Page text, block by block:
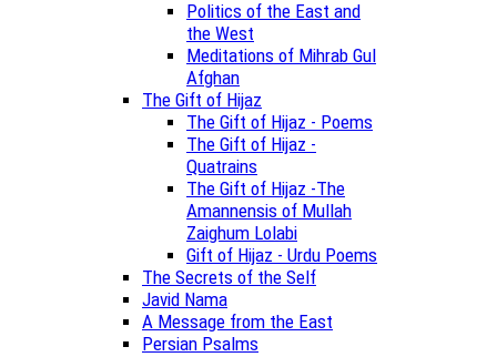
Politics of the East and
the West
Meditations of Mihrab Gul
Afghan
The Gift of Hijaz
The Gift of Hijaz - Poems
The Gift of Hijaz -
Quatrains
The Gift of Hijaz -The
Amannensis of Mullah
Zaighum Lolabi
Gift of Hijaz - Urdu Poems
The Secrets of the Self
Javid Nama
A Message from the East
Persian Psalms